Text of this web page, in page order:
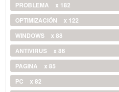
PROBLEMA
x 182
OPTIMIZACIÓN
x 122
WINDOWS
x 88
ANTIVIRUS
x 86
PAGINA
x 85
PC
x 82